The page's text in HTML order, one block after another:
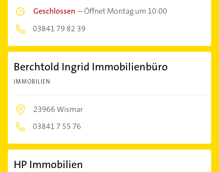
Geschlossen –Öffnet Montag um 10:00
03841 79 82 39
Berchtold Ingrid Immobilienbüro
IMMOBILIEN
23966 Wismar
03841 7 55 76
HP Immobilien